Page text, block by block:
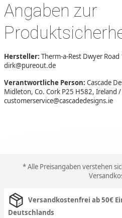
Angaben zur
Hersteller: Therm-a-Rest Dwyer
dirk@pureout.de
Verantwortliche Person: Cascade
Midleton, Co. Cork P25 H582, Ireland
customerservice@cascadedesigns.ie
* Alle Preisangaben verstehen
Versandkostenfrei ab 50€
Deutschlands